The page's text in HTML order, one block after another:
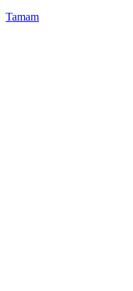
Tamam